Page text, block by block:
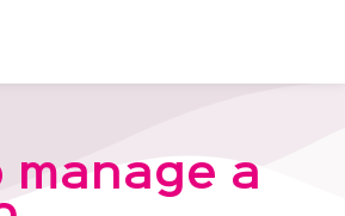
manage a